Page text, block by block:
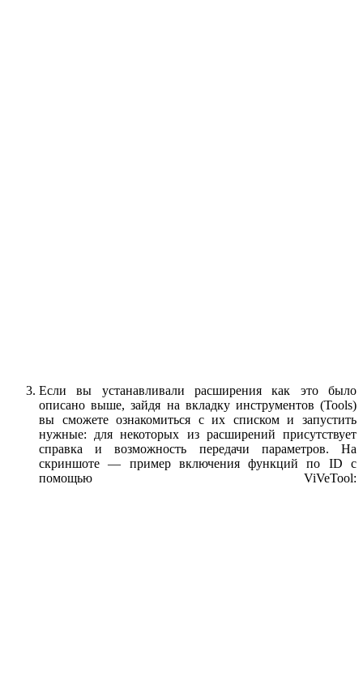
Если вы устанавливали расширения как это было
описано выше, зайдя на вкладку инструментов (Tools)
вы сможете ознакомиться с их списком и запустить
нужные: для некоторых из расширений присутствует
справка и возможность передачи параметров. На
скриншоте — пример включения функций по ID с
помощью ViVeTool: